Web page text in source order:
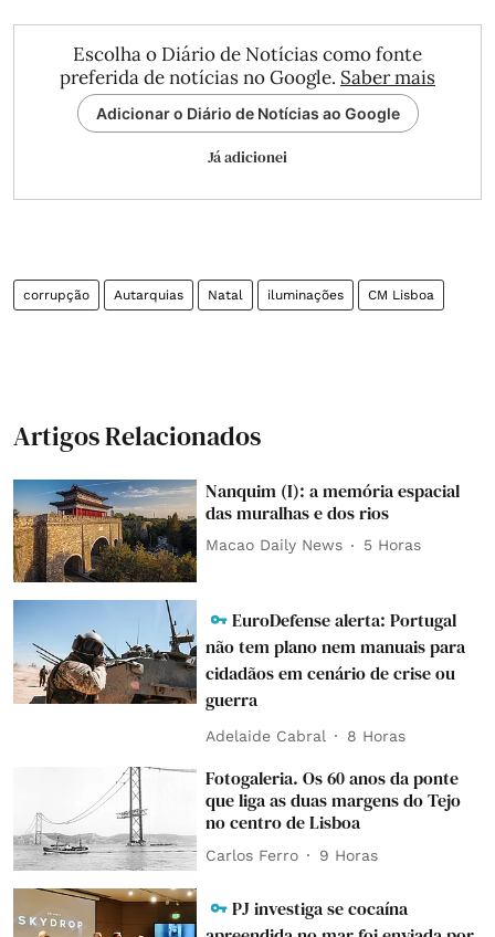
Escolha o Diário de Notícias como fonte
preferida de notícias no Google. Saber mais
Adicionar o Diário de Notícias ao Google
Já adicionei
corrupção Autarquias Natal iluminações CM Lisboa
Artigos Relacionados
Nanquim (I): a memória espacial
das muralhas e dos rios
Macao Daily News 5 Horas
EuroDefense alerta: Portugal
não tem plano nem manuais para
cidadãos em cenário de crise ou
guerra
Adelaide Cabral 8 Horas
Fotogaleria. Os 60 anos da ponte
que liga as duas margens do Tejo
no centro de Lisboa
Carlos Ferro 9 Horas
PJ investiga se cocaína